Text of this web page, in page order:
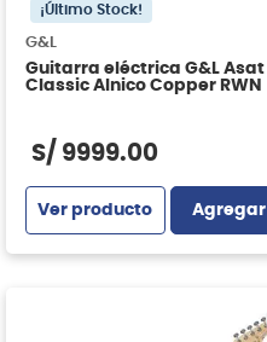
¡Último Stock!
G&L
Guitarra eléctrica G&L Asat
Classic Alnico Copper RWN
S/ 9999.00
Ver producto Agregar